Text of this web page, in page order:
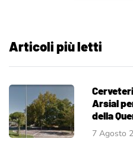
Articoli più letti
Arsial
della
7 Agosto